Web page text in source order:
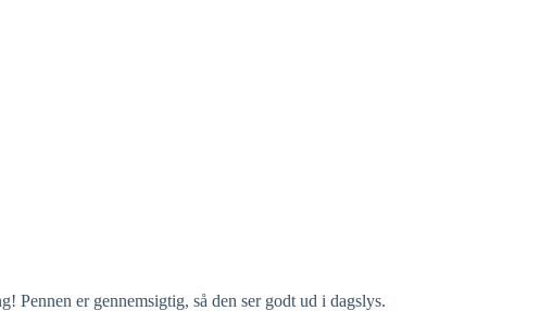
Pennen er gennemsigtig, så den ser godt ud i dagslys.